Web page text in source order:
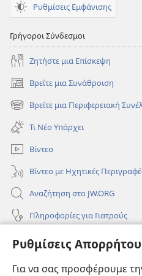
Ρυθμίσεις Απορρήτου
Για να σας προσφέρουμε
Ρυθμίσεις Εμφάνισης
Γρήγοροι Σύνδεσμοι
Ζητήστε μια Επίσκεψη
Βρείτε μια Συνάθροιση
(ανοίγει
νέο
παράθυρο)
Βρείτε μια Περιφερειακή
(ανοίγει
νέο
παράθυρο)
Τι Νέο Υπάρχει
Βίντεο
Βίντεο με Ηχητικές
Αναζήτηση στο JW.ORG
Πληροφορίες για Γιατρούς
Πληροφορίες για Επίσημους